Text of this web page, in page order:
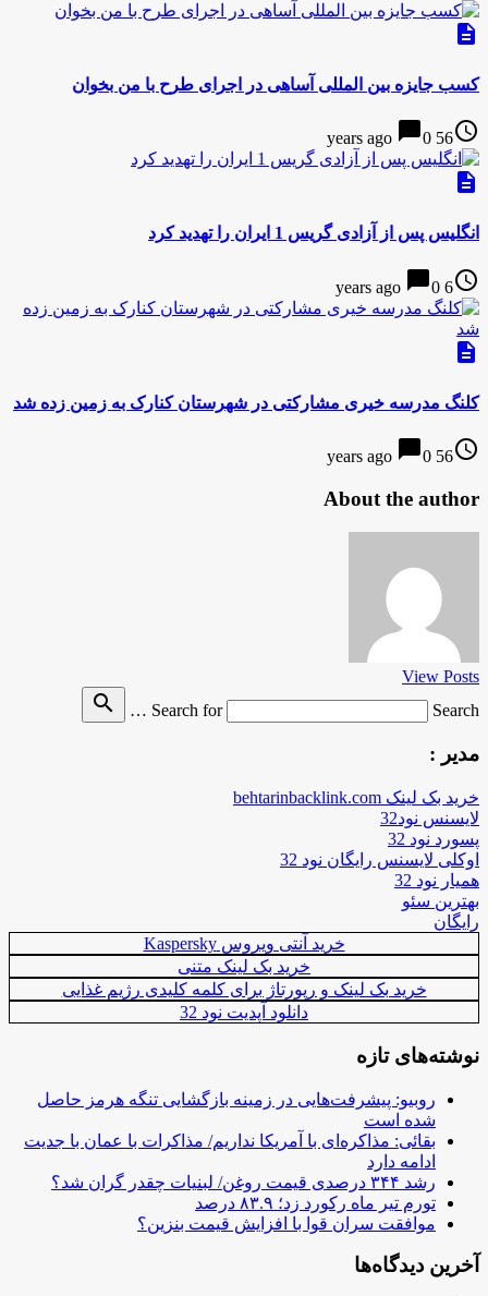
description
کسب جایزه بین المللی آساهی در اجرای طرح با من بخوان
access_time
56 years ago
chat_bubble0
description
انگلیس پس از آزادی گریس 1 ایران را تهدید کرد
access_time
6 years ago
chat_bubble0
description
کلنگ مدرسه خیری مشارکتی در شهرستان کنارک به زمین زده شد
access_time
56 years ago
chat_bubble0
About the author
View Posts
Search for
Search …
search
مدیر :
خرید بک لینک behtarinbacklink.com
لایسنس نود32
پسورد نود 32
اوکلی لایسنس رایگان نود 32
همیار نود 32
بهترین سئو
رایگان
خرید آنتی ویروس Kaspersky
خرید بک لینک متنی
خرید بک لینک و رپورتاژ برای کلمه کلیدی رژیم غذایی
دانلود آپدیت نود 32
نوشته‌های تازه
روبیو: پیشرفت‌هایی در زمینه بازگشایی تنگه هرمز حاصل
شده است
بقائی: مذاکره‌ای با آمریکا نداریم/ مذاکرات با عمان با جدیت
ادامه دارد
رشد ۳۴۴ درصدی قیمت روغن/ لبنیات چقدر گران شد؟
تورم تیر ماه رکورد زد؛ ۸۳.۹ درصد
موافقت سران قوا با افزایش قیمت بنزین؟
آخرین دیدگاه‌ها